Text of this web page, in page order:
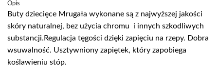
Opis
Buty dziecięce Mrugała wykonane są z najwyższej jakości
skóry naturalnej, bez użycia chromu i innych szkodliwych
substancji.Regulacja tęgości dzięki zapięciu na rzepy. Dobra
wsuwalność. Usztywniony zapiętek, który zapobiega
koślawieniu stóp.